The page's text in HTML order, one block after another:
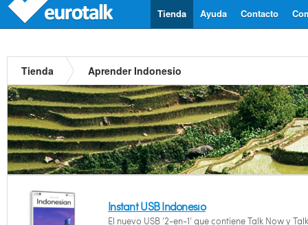
Contacto
Ayuda
Tienda
Tienda Aprender Indonesio
Instant USB Indonesio
El nuevo USB ‘2-en-1’ que contiene Talk Now y Talk